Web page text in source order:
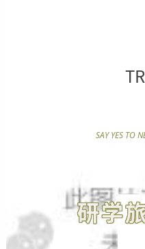
SAY YES TO
研学